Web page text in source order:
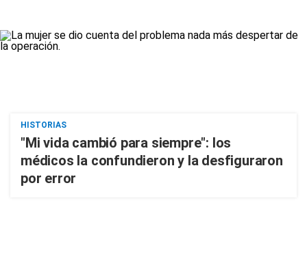
HISTORIAS
"Mi vida cambió para siempre": los
médicos la confundieron y la desfiguraron
por error